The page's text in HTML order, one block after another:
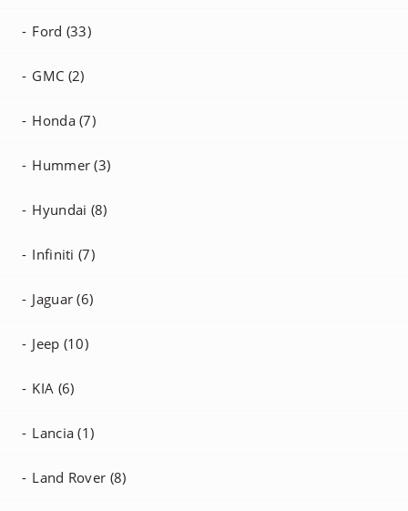
Ford (33)
GMC (2)
Honda (7)
Hummer (3)
Hyundai (8)
Infiniti (7)
Jaguar (6)
Jeep (10)
KIA (6)
Lancia (1)
Land Rover (8)